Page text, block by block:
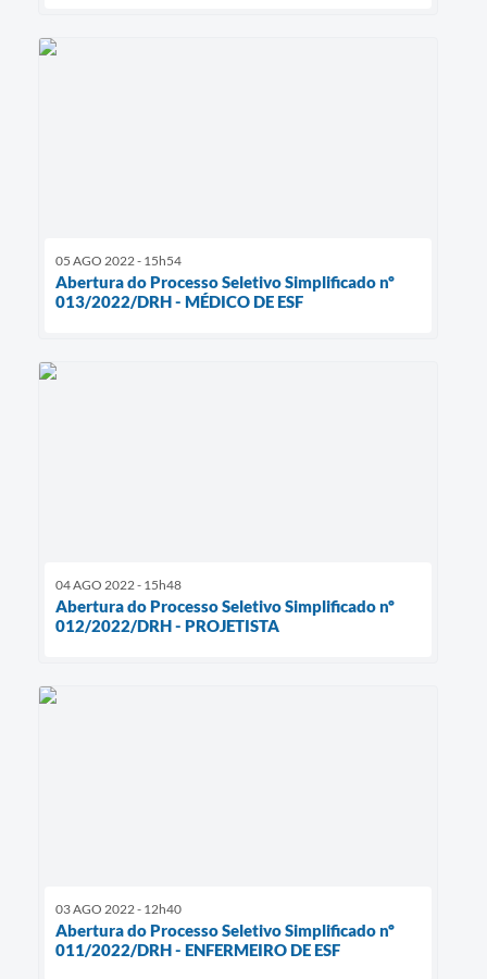
05 AGO 2022 - 15h54
Abertura do Processo Seletivo Simplificado nº
013/2022/DRH - MÉDICO DE ESF
04 AGO 2022 - 15h48
Abertura do Processo Seletivo Simplificado nº
012/2022/DRH - PROJETISTA
03 AGO 2022 - 12h40
Abertura do Processo Seletivo Simplificado nº
011/2022/DRH - ENFERMEIRO DE ESF